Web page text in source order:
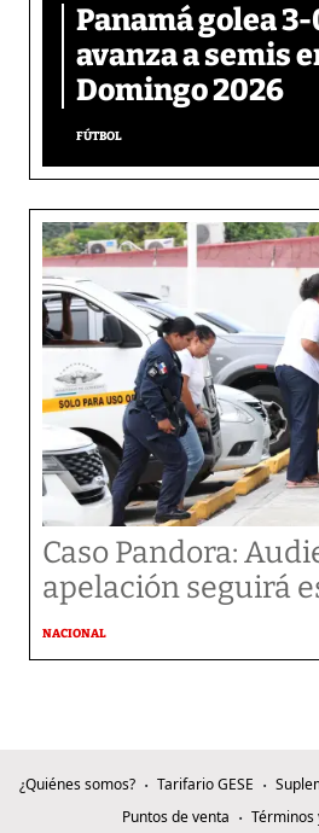
Panamá golea 3-
avanza a semis
Domingo 2026
FÚTBOL
Caso Pandora:
apelación seguirá
NACIONAL
¿Quiénes somos? Tarifario GESE
Puntos de venta
Términos